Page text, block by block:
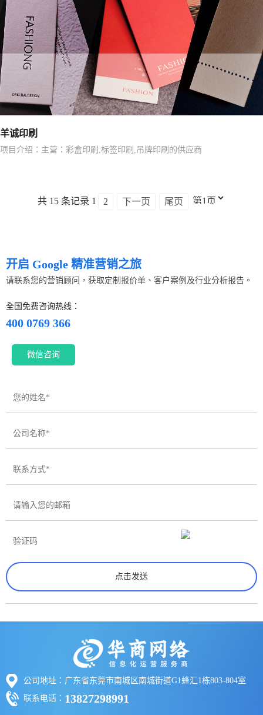
羊诚印刷
项目介绍：主营：彩盒印刷,标签印刷,吊牌印刷的供应商
共 15 条记录 1 2 下一页 尾页
开启 Google 精准营销之旅
请联系您的营销顾问，获取定制报价单、客户案例及行业分析报告。
全国免费咨询热线：
400 0769 366
微信咨询
公司地址：广东省东莞市南城区南城街道G1蜂汇1栋803-804室
联系电话： 13827298991